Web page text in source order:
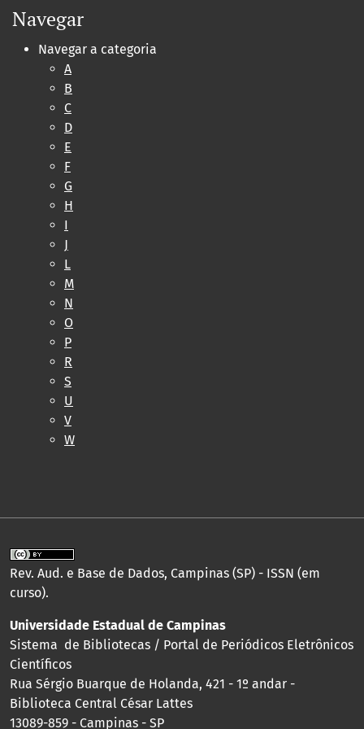
Navegar
Navegar a categoria
A
B
C
D
E
F
G
H
I
J
L
M
N
O
P
R
S
U
V
W
Rev. Aud. e Base de Dados, Campinas (SP) - ISSN (em
curso).
Universidade Estadual de Campinas
Sistema de Bibliotecas / Portal de Periódicos Eletrônicos
Científicos
Rua Sérgio Buarque de Holanda, 421 - 1º andar -
Biblioteca Central César Lattes
13089-859 - Campinas - SP